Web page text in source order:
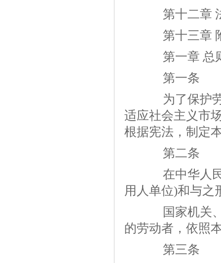
第十二章
第十三章
第一章 总
第一条
为了保护劳
适应社会主义市
根据宪法，制定
第二条
在中华人民
用人单位)和与之
国家机关、
的劳动者，依照
第三条